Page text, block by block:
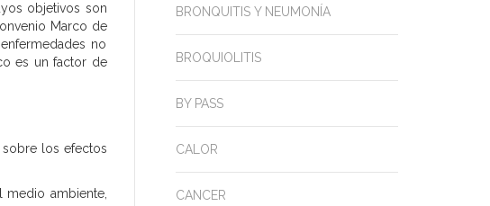
objetivos son
Marco de
no
es un factor de
los efectos
medio ambiente,
BRONQUITIS Y NEUMONÍA
BROQUIOLITIS
BY PASS
CALOR
CANCER